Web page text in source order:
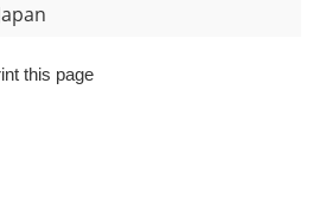
this page